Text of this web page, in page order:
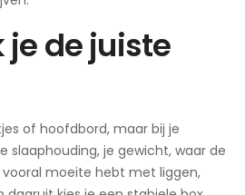
je de juiste
of hoofdbord, maar bij je
slaaphouding, je gewicht, waar de
moeite hebt met liggen,